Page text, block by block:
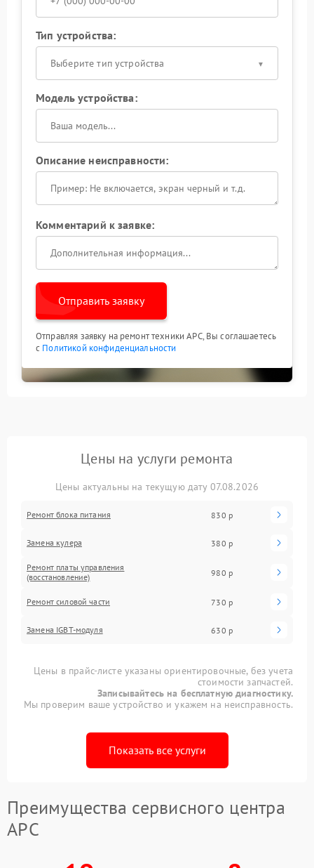
Тип устройства:
Выберите тип устройства
Модель устройства:
Описание неисправности:
Комментарий к заявке:
Отправить заявку
Отправляя заявку на ремонт техники APC, Вы соглашаетесь
с Политикой конфиденциальности
Цены на услуги ремонта
Цены актуальны на текущую дату 07.08.2026
Ремонт блока питания 830 р
Замена кулера 380 р
Ремонт платы управления
(восстановление)
980 р
Ремонт силовой части 730 р
Замена IGBT-модуля 630 р
Цены в прайс-листе указаны ориентировочные, без учета
стоимости запчастей.
Записывайтесь на бесплатную диагностику.
Мы проверим ваше устройство и укажем на неисправность.
Показать все услуги
Преимущества сервисного центра
APC